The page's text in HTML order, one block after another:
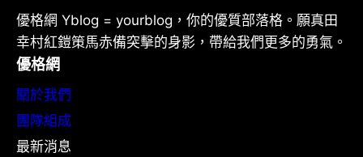
優格網 Yblog = yourblog，你的優質部落格。願真田
幸村紅鎧策馬赤備突擊的身影，帶給我們更多的勇氣。
優格網
關於我們
團隊組成
最新消息